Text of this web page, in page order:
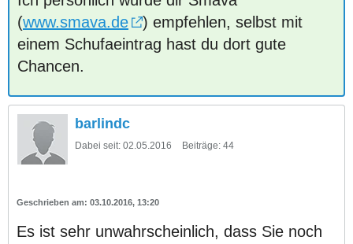
(www.smava.de
) empfehlen, selbst mit
einem Schufaeintrag hast du dort gute
Chancen.
barlindc
Dabei seit: 02.05.2016 Beiträge: 44
03.10.2016, 13:20
Es ist sehr unwahrscheinlich, dass Sie noch